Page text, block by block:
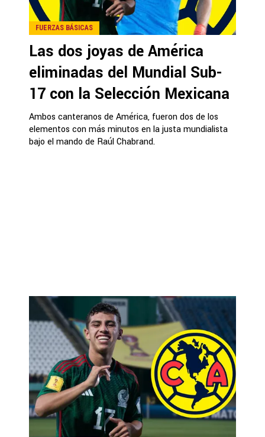
FUERZAS BÁSICAS
Las dos joyas de América
eliminadas del Mundial Sub-
17 con la Selección Mexicana
Ambos canteranos de América, fueron dos de los
elementos con más minutos en la justa mundialista
bajo el mando de Raúl Chabrand.